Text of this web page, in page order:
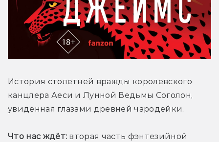
История столетней вражды королевского
канцлера Аеси и Лунной Ведьмы Соголон,
увиденная глазами древней чародейки.
Что нас ждёт: вторая часть фэнтезийной